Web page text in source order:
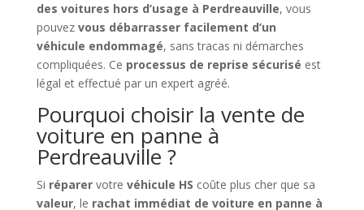
des voitures hors d’usage à Perdreauville, vous
pouvez vous débarrasser facilement d’un
véhicule endommagé, sans tracas ni démarches
compliquées. Ce processus de reprise sécurisé est
légal et effectué par un expert agréé.
Pourquoi choisir la vente de
voiture en panne à
Perdreauville ?
Si réparervotre véhicule HS coûte plus cher que sa
valeur, le rachat immédiat de voiture en panne à